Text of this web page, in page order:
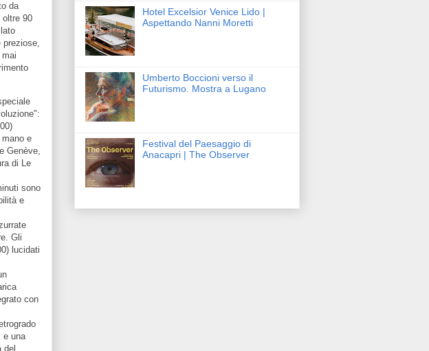
da
oltre 90
preziose,
e
Genève,
di Le
sono
e
Gli
lucidati
con
e una
del
Hotel Excelsior Venice Lido |
Aspettando Nanni Moretti
Umberto Boccioni verso il
Futurismo. Mostra a Lugano
Festival del Paesaggio di
Anacapri | The Observer